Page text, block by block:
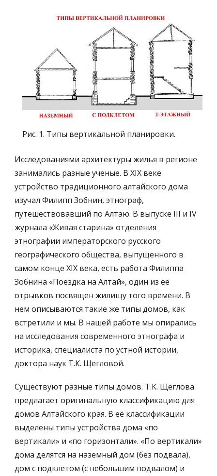
Рис. 1. Типы вертикальной планировки.
Исследованиями архитектуры жилья в регионе
занимались разные ученые. В XIX веке
устройство традиционного алтайского дома
изучал Филипп Зобнин, этнограф,
путешествовавший по Алтаю. В выпуске III и IV
журнала «Живая старина» отделения
этнографии императорского русского
географического общества, выпущенного в
самом конце XIX века, есть работа Филиппа
Зобнина «Поездка на Алтай», один из ее
отрывков посвящен жилищу того времени. В
нем описываются такие же типы домов, как
встретили и мы. В нашей работе мы опирались
на исследования современного этнографа и
историка, специалиста по устной истории,
доктора наук Т.К. Щегловой.
Существуют разные типы домов. Т.К. Щеглова
предлагает оригинальную классификацию для
домов Алтайского края. В её классификации
выделены типы устройства дома «по
вертикали» и «по горизонтали». «По вертикали»
дома делятся на наземный дом (без подвала),
дом с подклетом (с небольшим подвалом) и